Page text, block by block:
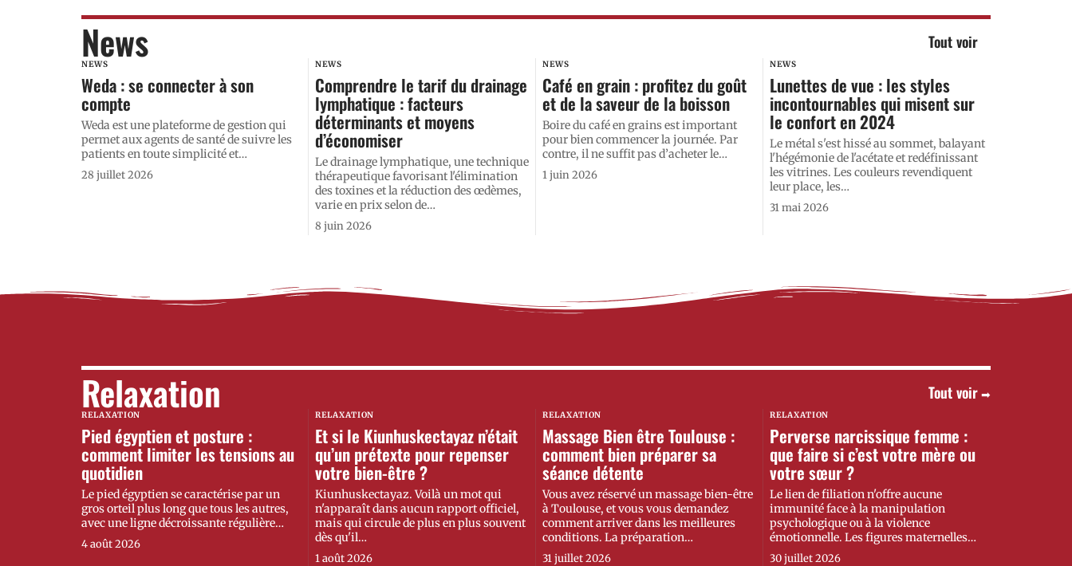
News Tout voir
NEWS
Weda : se connecter à son
compte
Weda est une plateforme de gestion qui
permet aux agents de santé de suivre les
patients en toute simplicité et…
28 juillet 2026
NEWS
Comprendre le tarif du drainage
lymphatique : facteurs
déterminants et moyens
d’économiser
Le drainage lymphatique, une technique
thérapeutique favorisant l'élimination
des toxines et la réduction des œdèmes,
varie en prix selon de…
8 juin 2026
NEWS
Café en grain : profitez du goût
et de la saveur de la boisson
Boire du café en grains est important
pour bien commencer la journée. Par
contre, il ne suffit pas d’acheter le…
1 juin 2026
NEWS
Lunettes de vue : les styles
incontournables qui misent sur
le confort en 2024
Le métal s'est hissé au sommet, balayant
l'hégémonie de l'acétate et redéfinissant
les vitrines. Les couleurs revendiquent
leur place, les…
31 mai 2026
Relaxation Tout voir
RELAXATION
Pied égyptien et posture :
comment limiter les tensions au
quotidien
Le pied égyptien se caractérise par un
gros orteil plus long que tous les autres,
avec une ligne décroissante régulière…
4 août 2026
RELAXATION
Et si le Kiunhuskectayaz n’était
qu’un prétexte pour repenser
votre bien-être ?
Kiunhuskectayaz. Voilà un mot qui
n'apparaît dans aucun rapport officiel,
mais qui circule de plus en plus souvent
dès qu'il…
1 août 2026
RELAXATION
Massage Bien être Toulouse :
comment bien préparer sa
séance détente
Vous avez réservé un massage bien-être
à Toulouse, et vous vous demandez
comment arriver dans les meilleures
conditions. La préparation…
31 juillet 2026
RELAXATION
Perverse narcissique femme :
que faire si c’est votre mère ou
votre sœur ?
Le lien de filiation n'offre aucune
immunité face à la manipulation
psychologique ou à la violence
émotionnelle. Les figures maternelles…
30 juillet 2026